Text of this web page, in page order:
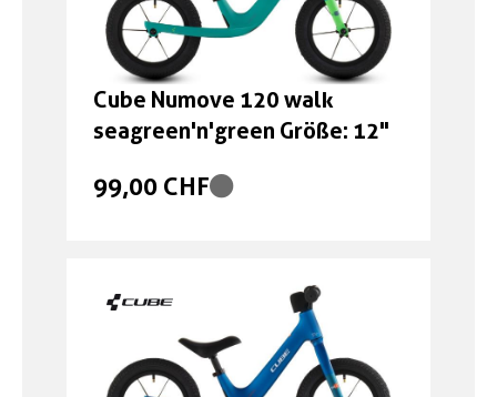
Cube Numove 120 walk
seagreen'n'green Größe: 12"
99,00 CHF